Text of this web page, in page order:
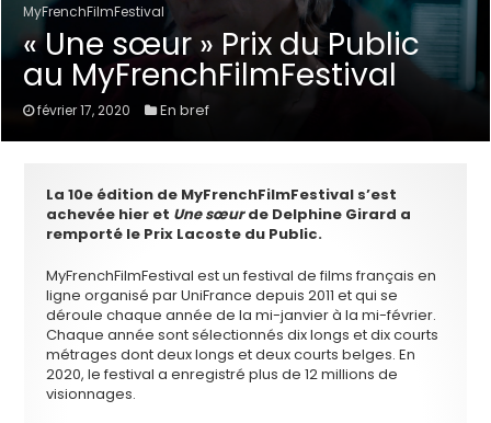
MyFrenchFilmFestival
« Une sœur » Prix du Public
au MyFrenchFilmFestival
février 17, 2020 En bref
La 10e édition de MyFrenchFilmFestival s’est
achevée hier et Une sœurde Delphine Girard a
remporté le Prix Lacoste du Public.
MyFrenchFilmFestival est un festival de films français en
ligne organisé par UniFrance depuis 2011 et qui se
déroule chaque année de la mi-janvier à la mi-février.
Chaque année sont sélectionnés dix longs et dix courts
métrages dont deux longs et deux courts belges. En
2020, le festival a enregistré plus de 12 millions de
visionnages.